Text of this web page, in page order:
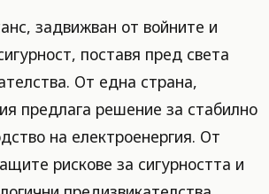
задвижван от войните и
поставя пред света
От една страна,
предлага решение за стабилно
на електроенергия. От
рискове за сигурността и